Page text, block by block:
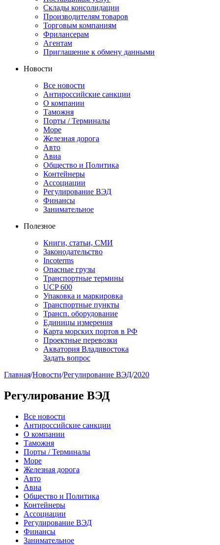
Склады консолидации
Производителям товаров
Торговым компаниям
Фрилансерам
Агентам
Приглашение к обмену данными
Новости
Все новости
Антироссийские санкции
О компании
Таможня
Порты / Терминалы
Море
Железная дорога
Авто
Авиа
Общество и Политика
Контейнеры
Ассоциации
Регулирование ВЭД
Финансы
Занимательное
Полезное
Книги, статьи, СМИ
Законодательство
Incoterms
Опасные грузы
Транспортные термины
UCP 600
Упаковка и маркировка
Транспортные пункты
Трансп. оборудование
Единицы измерения
Карта морских портов в РФ
Проектные перевозки
Акватория Владивостока
Задать вопрос
Главная/Новости/Регулирование ВЭД/2020
Регулирование ВЭД
Все новости
Антироссийские санкции
О компании
Таможня
Порты / Терминалы
Море
Железная дорога
Авто
Авиа
Общество и Политика
Контейнеры
Ассоциации
Регулирование ВЭД
Финансы
Занимательное